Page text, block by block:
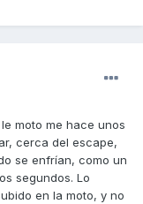
moto me hace unos
cerca del escape,
se enfrían, como un
segundos. Lo
en la moto, y no